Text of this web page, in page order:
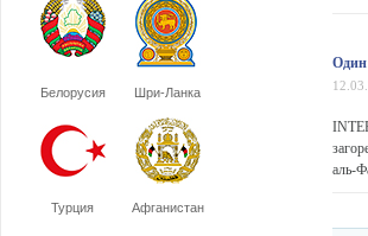
Белорусия Шри-Ланка
Турция Афганистан
Один
аль-